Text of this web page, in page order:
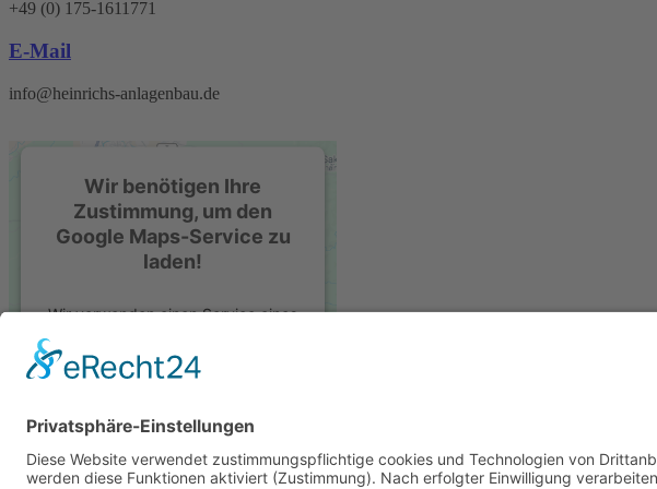
+49 (0) 175-1611771
E-Mail
info@heinrichs-anlagenbau.de
Wir benötigen Ihre
Zustimmung, um den
Google Maps-Service zu
laden!
Wir verwenden einen Service eines
einzubetten. Dieser Service kann
Daten zu Ihren Aktivitäten
durch und stimmen Sie der
Nutzung des Service zu, um diese
Karte anzuzeigen.